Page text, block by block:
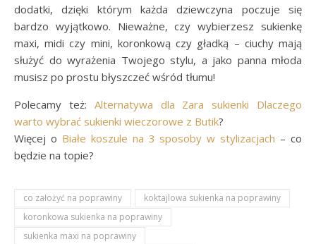
dodatki, dzięki którym każda dziewczyna poczuje się
bardzo wyjątkowo. Nieważne, czy wybierzesz sukienkę
maxi, midi czy mini, koronkową czy gładką – ciuchy mają
służyć do wyrażenia Twojego stylu, a jako panna młoda
musisz po prostu błyszczeć wśród tłumu!
Polecamy też: Alternatywa dla Zara sukienki Dlaczego
warto wybrać sukienki wieczorowe z Butik?
Więcej o Białe koszule na 3 sposoby w stylizacjach – co
będzie na topie?
co założyć na poprawiny
koktajlowa sukienka na poprawiny
koronkowa sukienka na poprawiny
sukienka maxi na poprawiny